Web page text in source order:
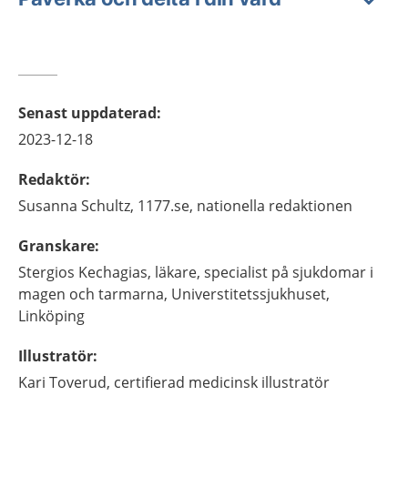
Senast uppdaterad:
2023-12-18
Redaktör:
Susanna Schultz, 1177.se, nationella redaktionen
Granskare:
Stergios Kechagias, läkare, specialist på sjukdomar i
magen och tarmarna, Universtitetssjukhuset,
Linköping
Illustratör:
Kari Toverud, certifierad medicinsk illustratör